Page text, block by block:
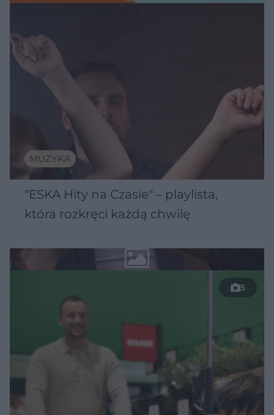
MUZYKA
"ESKA Hity na Czasie" – playlista,
która rozkręci każdą chwilę
5